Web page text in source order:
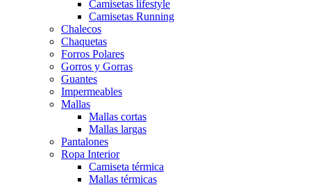
Camisetas lifestyle
Camisetas Running
Chalecos
Chaquetas
Forros Polares
Gorros y Gorras
Guantes
Impermeables
Mallas
Mallas cortas
Mallas largas
Pantalones
Ropa Interior
Camiseta térmica
Mallas térmicas